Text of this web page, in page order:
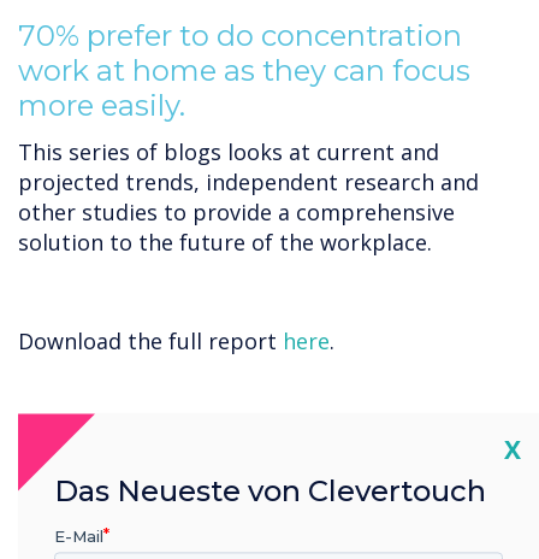
70% prefer to do concentration
work at home as they can focus
more easily.
This series of blogs looks at current and
projected trends, independent research and
other studies to provide a comprehensive
solution to the future of the workplace.
Download the full report here.
X
Das Neueste von Clevertouch
E-Mail